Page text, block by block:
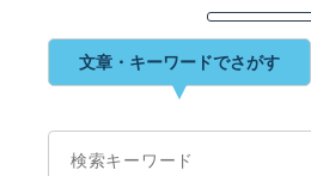
文章・キーワードでさがす